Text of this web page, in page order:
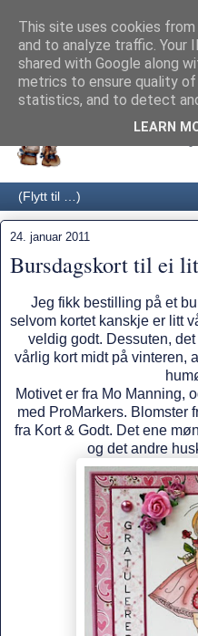
24. januar 2011
Bursdagskort til ei
Jeg fikk bestilling på et
selvom kortet kanskje er litt
veldig godt. Dessuten,
vårlig kort midt på vinteren,
Motivet er fra Mo Manning,
med ProMarkers. Blomster
fra Kort & Godt. Det ene
og det andre
This site uses cookies
and to analyze traffic. Your
shared with Google along
metrics to ensure quality
statistics, and to detect
LEARN